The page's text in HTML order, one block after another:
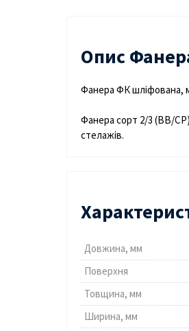
Опис
Фанера ФК шліфована,
Фанера сорт 2/3 (ВВ/СР)
стелажів.
Довжина, мм
Поверхня
Товщина, мм
Ширина, мм